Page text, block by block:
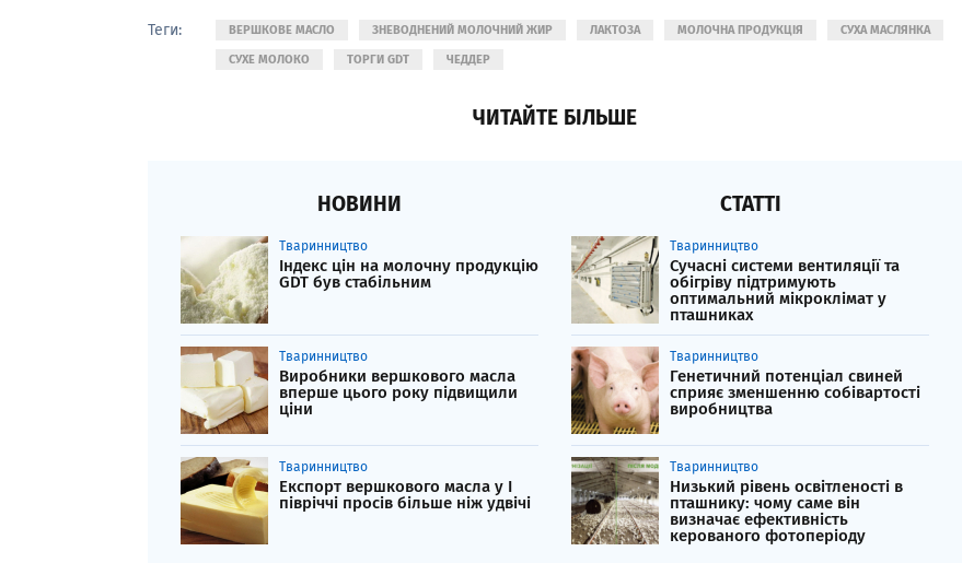
Теги: ВЕРШКОВЕ МАСЛО ЗНЕВОДНЕНИЙ МОЛОЧНИЙ ЖИР ЛАКТОЗА МОЛОЧНА ПРОДУКЦІЯ СУХА МАСЛЯНКА
СУХЕ МОЛОКО ТОРГИ GDT ЧЕДДЕР
ЧИТАЙТЕ БІЛЬШЕ
НОВИНИ
Тваринництво
Індекс цін на молочну продукцію
GDT був стабільним
Тваринництво
Виробники вершкового масла
вперше цього року підвищили
ціни
Тваринництво
Експорт вершкового масла у І
півріччі просів більше ніж удвічі
СТАТТІ
Тваринництво
Сучасні системи вентиляції та
обігріву підтримують
оптимальний мікроклімат у
пташниках
Тваринництво
Генетичний потенціал свиней
сприяє зменшенню собівартості
виробництва
Тваринництво
Низький рівень освітленості в
пташнику: чому саме він
визначає ефективність
керованого фотоперіоду